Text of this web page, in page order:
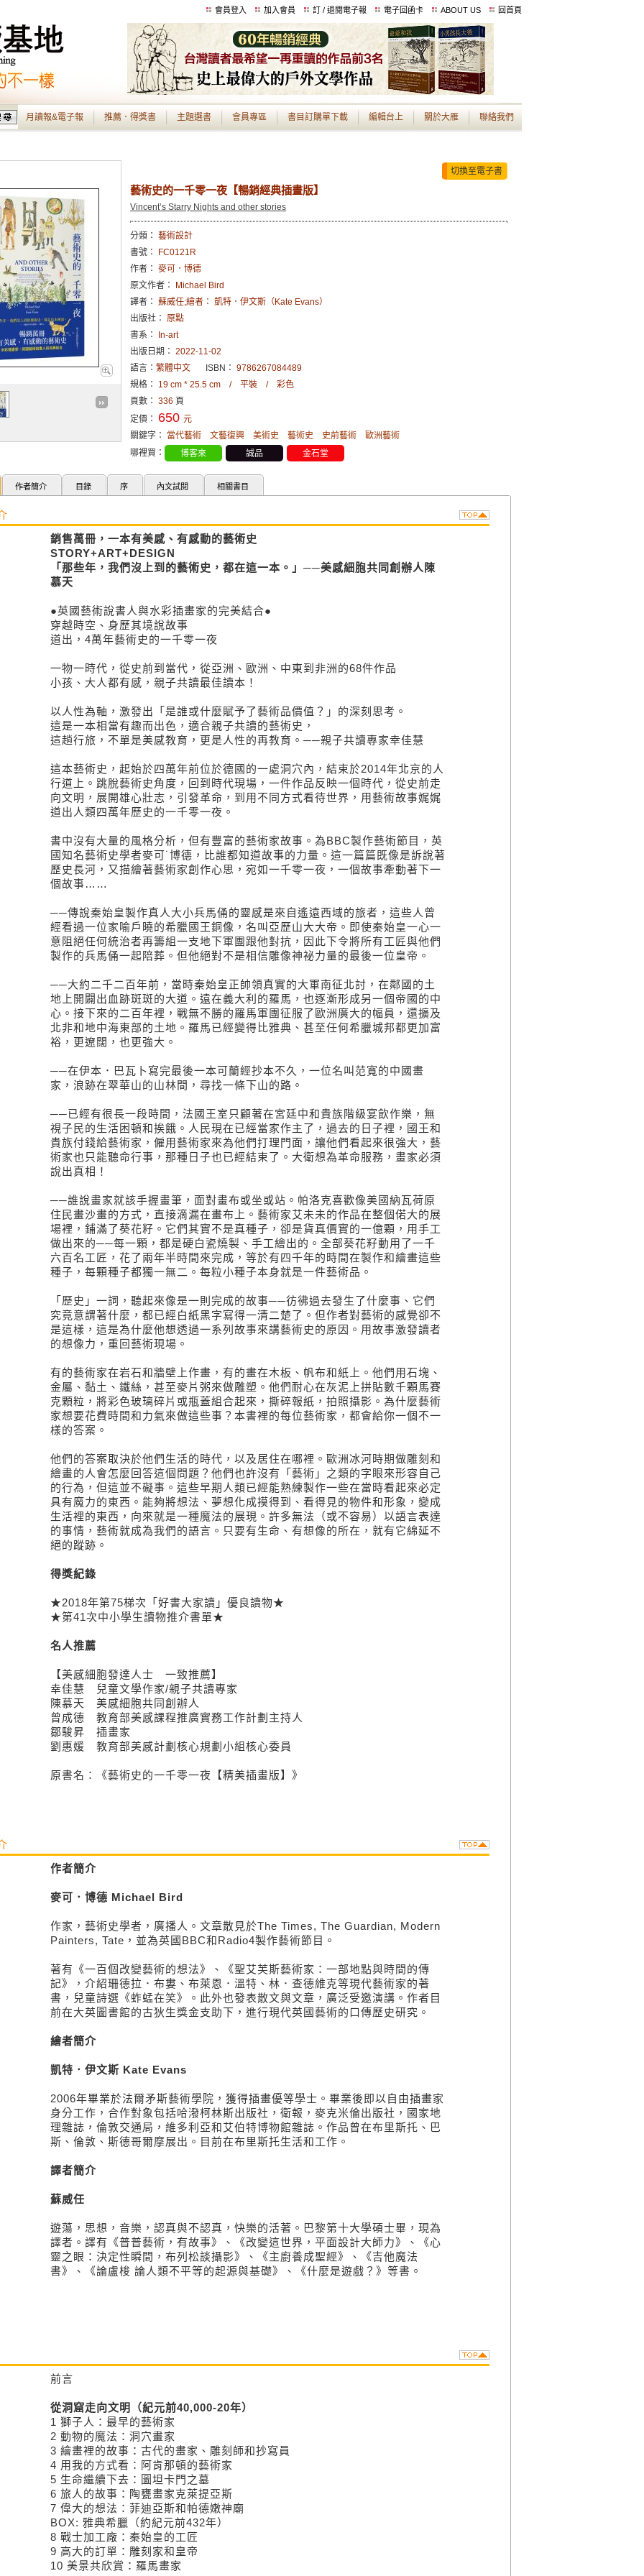
會員登入 加入會員 訂 / 退閱電子報 電子回函卡 ABOUT US 回首頁
月讀報&電子報 推薦．得獎書 主題選書 會員專區 書目訂購單下載 編輯台上 關於大雁 聯絡我們
切換至電子書
藝術史的一千零一夜【暢銷經典插畫版】
Vincent’s Starry Nights and other stories
分類： 藝術設計
書號：
FC0121R
作者： 麥可．博德
原文作者：
Michael Bird
譯者： 蘇威任;繪者： 凱特．伊文斯（Kate Evans）
出版社： 原點
書系：
In-art
出版日期： 2022-11-02
語言： 繁體中文 ISBN： 9786267084489
規格： 19 cm * 25.5 cm / 平裝 / 彩色
頁數： 336 頁
定價： 650 元
關鍵字： 當代藝術 文藝復興 美術史 藝術史 史前藝術
歐洲藝術
哪裡買：
博客來 誠品 金石堂
作者簡介 目錄 序 內文試閱 相關書目
銷售萬冊，一本有美感、有感動的藝術史
STORY+ART+DESIGN
「那些年，我們沒上到的藝術史，都在這一本。」──美感細胞共同創辦人陳
慕天
●英國藝術說書人與水彩插畫家的完美結合●
穿越時空、身歷其境說故事
道出，4萬年藝術史的一千零一夜
一物一時代，從史前到當代，從亞洲、歐洲、中東到非洲的68件作品
小孩、大人都有感，親子共讀最佳讀本！
以人性為軸，激發出「是誰或什麼賦予了藝術品價值？」的深刻思考。
這是一本相當有趣而出色，適合親子共讀的藝術史，
這趟行旅，不單是美感教育，更是人性的再教育。──親子共讀專家幸佳慧
這本藝術史，起始於四萬年前位於德國的一處洞穴內，結束於2014年北京的人
行道上。跳脫藝術史角度，回到時代現場，一件作品反映一個時代，從史前走
向文明，展開雄心壯志，引發革命，到用不同方式看待世界，用藝術故事娓娓
道出人類四萬年歷史的一千零一夜。
書中沒有大量的風格分析，但有豐富的藝術家故事。為BBC製作藝術節目，英
國知名藝術史學者麥可˙博德，比誰都知道故事的力量。這一篇篇既像是訴說著
歷史長河，又描繪著藝術家創作心思，宛如一千零一夜，一個故事牽動著下一
個故事……
──傳說秦始皇製作真人大小兵馬俑的靈感是來自遙遠西域的旅者，這些人曾
經看過一位家喻戶曉的希臘國王銅像，名叫亞歷山大大帝。即使秦始皇一心一
意阻絕任何統治者再籌組一支地下軍團跟他對抗，因此下令將所有工匠與他們
製作的兵馬俑一起陪葬。但他絕對不是相信雕像神祕力量的最後一位皇帝。
──大約二千二百年前，當時秦始皇正帥領真實的大軍南征北討，在鄰國的土
地上開闢出血跡斑斑的大道。遠在義大利的羅馬，也逐漸形成另一個帝國的中
心。接下來的二百年裡，戰無不勝的羅馬軍團征服了歐洲廣大的幅員，還擴及
北非和地中海東部的土地。羅馬已經變得比雅典、甚至任何希臘城邦都更加富
裕，更遼闊，也更強大。
──在伊本．巴瓦卜寫完最後一本可蘭經抄本不久，一位名叫范寬的中國畫
家，浪跡在翠華山的山林間，尋找一條下山的路。
──已經有很長一段時間，法國王室只顧著在宮廷中和貴族階級宴飲作樂，無
視子民的生活困頓和挨餓。人民現在已經當家作主了，過去的日子裡，國王和
貴族付錢給藝術家，僱用藝術家來為他們打理門面，讓他們看起來很強大，藝
術家也只能聽命行事，那種日子也已經結束了。大衛想為革命服務，畫家必須
說出真相！
──誰說畫家就該手握畫筆，面對畫布或坐或站。帕洛克喜歡像美國納瓦荷原
住民畫沙畫的方式，直接滴漏在畫布上。藝術家艾未未的作品在整個偌大的展
場裡，鋪滿了葵花籽。它們其實不是真種子，卻是貨真價實的一億顆，用手工
做出來的──每一顆，都是硬白瓷燒製、手工繪出的。全部葵花籽動用了一千
六百名工匠，花了兩年半時間來完成，等於有四千年的時間在製作和繪畫這些
種子，每顆種子都獨一無二。每粒小種子本身就是一件藝術品。
「歷史」一詞，聽起來像是一則完成的故事──彷彿過去發生了什麼事、它們
究竟意謂著什麼，都已經白紙黑字寫得一清二楚了。但作者對藝術的感覺卻不
是這樣，這是為什麼他想透過一系列故事來講藝術史的原因。用故事激發讀者
的想像力，重回藝術現場。
有的藝術家在岩石和牆壁上作畫，有的畫在木板、帆布和紙上。他們用石塊、
金屬、黏土、鐵絲，甚至麥片粥來做雕塑。他們耐心在灰泥上拼貼數千顆馬賽
克顆粒，將彩色玻璃碎片或瓶蓋組合起來，撕碎報紙，拍照攝影。為什麼藝術
家想要花費時間和力氣來做這些事？本書裡的每位藝術家，都會給你一個不一
樣的答案。
他們的答案取決於他們生活的時代，以及居住在哪裡。歐洲冰河時期做雕刻和
繪畫的人會怎麼回答這個問題？他們也許沒有「藝術」之類的字眼來形容自己
的行為，但這並不礙事。這些早期人類已經能熟練製作一些在當時看起來必定
具有魔力的東西。能夠將想法、夢想化成摸得到、看得見的物件和形象，變成
生活裡的東西，向來就是一種魔法的展現。許多無法（或不容易）以語言表達
的事情，藝術就成為我們的語言。只要有生命、有想像的所在，就有它綿延不
絕的蹤跡。
得獎紀錄
★2018年第75梯次「好書大家讀」優良讀物★
★第41次中小學生讀物推介書單★
名人推薦
【美感細胞發達人士 一致推薦】
幸佳慧 兒童文學作家/親子共讀專家
陳慕天 美感細胞共同創辦人
曾成德 教育部美感課程推廣實務工作計劃主持人
鄒駿昇 插畫家
劉惠媛 教育部美感計劃核心規劃小組核心委員
原書名：《藝術史的一千零一夜【精美插畫版】》
作者簡介
麥可．博德 Michael Bird
作家，藝術史學者，廣播人。文章散見於The Times, The Guardian, Modern
Painters, Tate，並為英國BBC和Radio4製作藝術節目。
著有《一百個改變藝術的想法》、《聖艾芙斯藝術家：一部地點與時間的傳
記》，介紹珊德拉．布婁、布萊恩．溫特、林．查德維克等現代藝術家的著
書，兒童詩選《蚱蜢在笑》。此外也發表散文與文章，廣泛受邀演講。作者目
前在大英圖書館的古狄生獎金支助下，進行現代英國藝術的口傳歷史研究。
繪者簡介
凱特．伊文斯 Kate Evans
2006年畢業於法爾矛斯藝術學院，獲得插畫優等學士。畢業後即以自由插畫家
身分工作，合作對象包括哈潑柯林斯出版社，衛報，麥克米倫出版社，國家地
理雜誌，倫敦交通局，維多利亞和艾伯特博物館雜誌。作品曾在布里斯托、巴
斯、倫敦、斯德哥爾摩展出。目前在布里斯托生活和工作。
譯者簡介
蘇威任
遊蕩，思想，音樂，認真與不認真，快樂的活著。巴黎第十大學碩士畢，現為
譯者。譯有《普普藝術，有故事》、《改變這世界，平面設計大師力》、《心
靈之眼：決定性瞬間，布列松談攝影》、《主廚養成聖經》、《吉他魔法
書》、《論盧梭 論人類不平等的起源與基礎》、《什麼是遊戲？》等書。
前言
從洞窟走向文明（紀元前40,000-20年）
1 獅子人：最早的藝術家
2 動物的魔法：洞穴畫家
3 繪畫裡的故事：古代的畫家、雕刻師和抄寫員
4 用我的方式看：阿肯那頓的藝術家
5 生命繼續下去：圖坦卡門之墓
6 旅人的故事：陶甕畫家克萊提亞斯
7 偉大的想法：菲迪亞斯和帕德嫩神廟
BOX: 雅典希臘（約紀元前432年）
8 戰士加工廠：秦始皇的工匠
9 高大的訂單：雕刻家和皇帝
10 美景共欣賞：羅馬畫家